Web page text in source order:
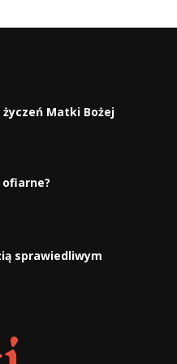
życzeń Matki Bożej
ofiarne?
sprawiedliwym